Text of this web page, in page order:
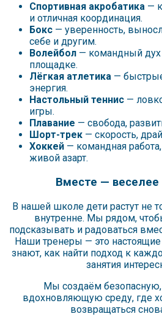
Спортивная акробатика —
и отличная координация.
Бокс — уверенность,
себе и другим.
Волейбол — командный дух
площадке.
Лёгкая атлетика —
энергия.
Настольный теннис —
игры.
Плавание — свобода,
Шорт-трек — скорость,
Хоккей — командная
живой азарт.
Вместе — веселее
В нашей школе дети растут не
внутренне. Мы рядом,
подсказывать и радоваться
Наши тренеры — это
знают, как найти подход к
занятия
Мы создаём
вдохновляющую среду, где
возвращаться